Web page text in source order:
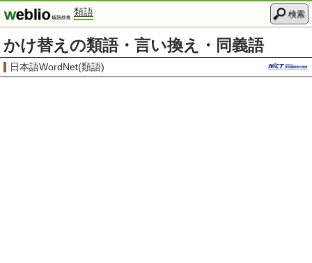
類語 検索
かけ替えの類語・言い換え・同義語
日本語WordNet(類語)